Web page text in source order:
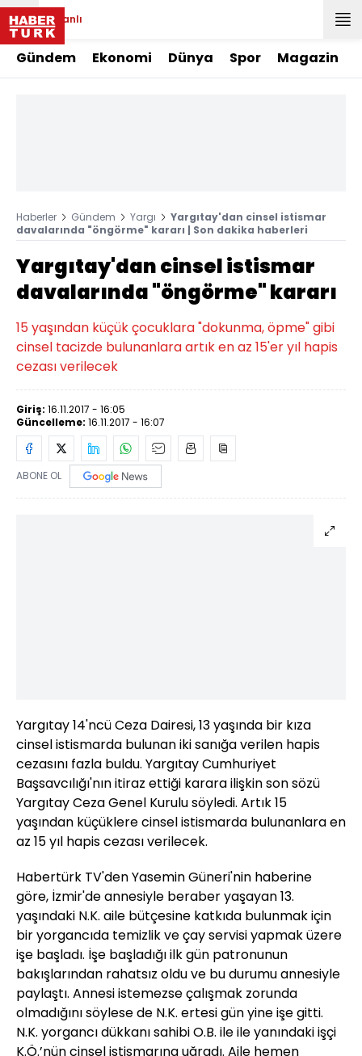
Canlı
Gündem Ekonomi Dünya Spor Magazin
Haberler Gündem Yargı
Yargıtay'dan cinsel istismar
davalarında "öngörme" kararı | Son dakika haberleri
Yargıtay'dan cinsel istismar
davalarında "öngörme" kararı
15 yaşından küçük çocuklara "dokunma, öpme" gibi
cinsel tacizde bulunanlara artık en az 15'er yıl hapis
cezası verilecek
Giriş: 16.11.2017 - 16:05
Güncelleme: 16.11.2017 - 16:07
ABONE OL
Yargıtay 14'ncü Ceza Dairesi, 13 yaşında bir kıza
cinsel istismarda bulunan iki sanığa verilen hapis
cezasını fazla buldu. Yargıtay Cumhuriyet
Başsavcılığı'nın itiraz ettiği karara ilişkin son sözü
Yargıtay Ceza Genel Kurulu söyledi. Artık 15
yaşından küçüklere cinsel istismarda bulunanlara en
az 15 yıl hapis cezası verilecek.
Habertürk TV'den Yasemin Güneri'nin haberine
göre, İzmir'de annesiyle beraber yaşayan 13.
yaşındaki N.K. aile bütçesine katkıda bulunmak için
bir yorgancıda temizlik ve çay servisi yapmak üzere
işe başladı. İşe başladığı ilk gün patronunun
bakışlarından rahatsız oldu ve bu durumu annesiyle
paylaştı. Annesi istemezse çalışmak zorunda
olmadığını söylese de N.K. ertesi gün yine işe gitti.
N.K. yorgancı dükkanı sahibi O.B. ile ile yanındaki işçi
K.Ö.’nün cinsel istismarına uğradı. Aile hemen